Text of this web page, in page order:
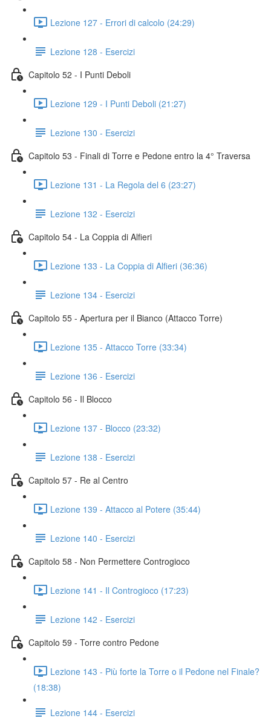
Lezione 127 - Errori di calcolo (24:29)
Lezione 128 - Esercizi
Capitolo 52 - I Punti Deboli
Lezione 129 - I Punti Deboli (21:27)
Lezione 130 - Esercizi
Capitolo 53 - Finali di Torre e Pedone entro la 4° Traversa
Lezione 131 - La Regola del 6 (23:27)
Lezione 132 - Esercizi
Capitolo 54 - La Coppia di Alfieri
Lezione 133 - La Coppia di Alfieri (36:36)
Lezione 134 - Esercizi
Capitolo 55 - Apertura per il Bianco (Attacco Torre)
Lezione 135 - Attacco Torre (33:34)
Lezione 136 - Esercizi
Capitolo 56 - Il Blocco
Lezione 137 - Blocco (23:32)
Lezione 138 - Esercizi
Capitolo 57 - Re al Centro
Lezione 139 - Attacco al Potere (35:44)
Lezione 140 - Esercizi
Capitolo 58 - Non Permettere Controgioco
Lezione 141 - Il Controgioco (17:23)
Lezione 142 - Esercizi
Capitolo 59 - Torre contro Pedone
Lezione 143 - Più forte la Torre o il Pedone nel Finale?
(18:38)
Lezione 144 - Esercizi